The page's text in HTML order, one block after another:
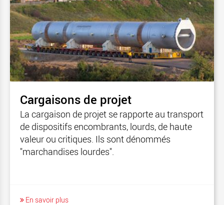
Cargaisons de projet
La cargaison de projet se rapporte au transport
de dispositifs encombrants, lourds, de haute
valeur ou critiques. Ils sont dénommés
"marchandises lourdes".
En savoir plus